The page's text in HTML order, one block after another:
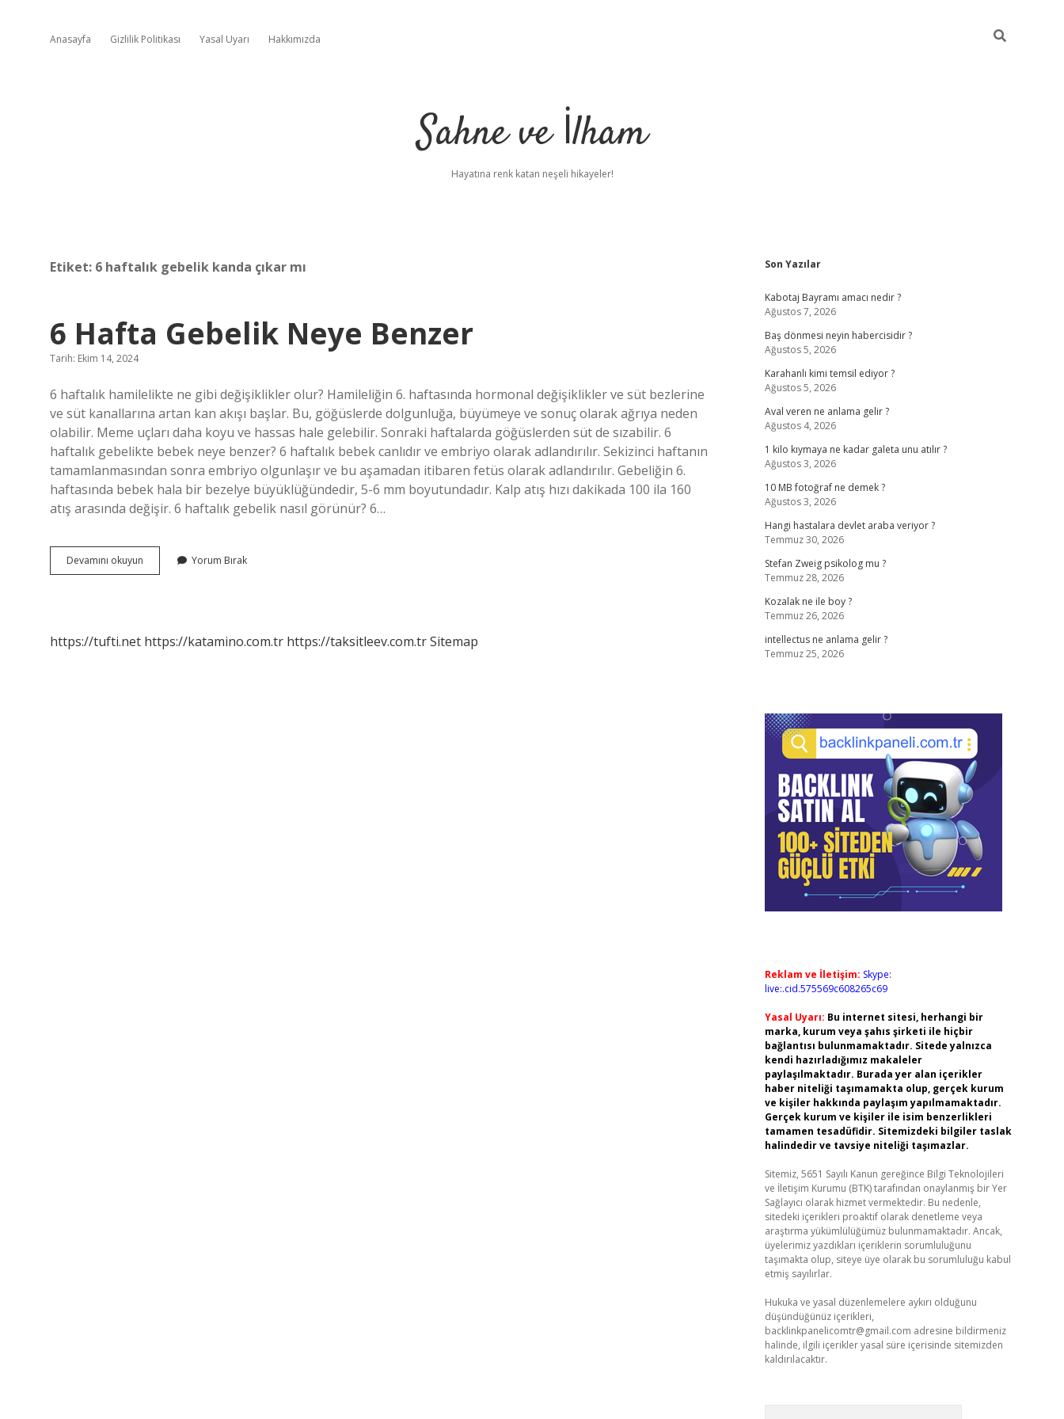
Anasayfa Gizlilik Politikası Yasal Uyarı Hakkımızda
Sahne ve İlham
Hayatına renk katan neşeli hikayeler!
Etiket: 6 haftalık gebelik kanda çıkar mı
6 Hafta Gebelik Neye Benzer
Tarih: Ekim 14, 2024
6 haftalık hamilelikte ne gibi değişiklikler olur? Hamileliğin 6. haftasında hormonal değişiklikler ve süt bezlerine
ve süt kanallarına artan kan akışı başlar. Bu, göğüslerde dolgunluğa, büyümeye ve sonuç olarak ağrıya neden
olabilir. Meme uçları daha koyu ve hassas hale gelebilir. Sonraki haftalarda göğüslerden süt de sızabilir. 6
haftalık gebelikte bebek neye benzer? 6 haftalık bebek canlıdır ve embriyo olarak adlandırılır. Sekizinci haftanın
tamamlanmasından sonra embriyo olgunlaşır ve bu aşamadan itibaren fetüs olarak adlandırılır. Gebeliğin 6.
haftasında bebek hala bir bezelye büyüklüğündedir, 5-6 mm boyutundadır. Kalp atış hızı dakikada 100 ila 160
atış arasında değişir. 6 haftalık gebelik nasıl görünür? 6…
Devamını okuyun
Hafta
Yorum Bırak
https://tufti.net https://katamino.com.tr https://taksitleev.com.trSitemap
Sidebar
Son Yazılar
Kabotaj Bayramı amacı nedir ?
Ağustos 7, 2026
Baş dönmesi neyin habercisidir ?
Ağustos 5, 2026
Karahanlı kimi temsil ediyor ?
Ağustos 5, 2026
Aval veren ne anlama gelir ?
Ağustos 4, 2026
1 kilo kıymaya ne kadar galeta unu atılır ?
Ağustos 3, 2026
10 MB fotoğraf ne demek ?
Ağustos 3, 2026
Hangi hastalara devlet araba veriyor ?
Temmuz 30, 2026
Stefan Zweig psikolog mu ?
Temmuz 28, 2026
Kozalak ne ile boy ?
Temmuz 26, 2026
intellectus ne anlama gelir ?
Temmuz 25, 2026
Reklam ve İletişim: Skype:
live:.cid.575569c608265c69
Yasal Uyarı: Bu internet sitesi, herhangi bir
marka, kurum veya şahıs şirketi ile hiçbir
bağlantısı bulunmamaktadır. Sitede yalnızca
kendi hazırladığımız makaleler
paylaşılmaktadır. Burada yer alan içerikler
haber niteliği taşımamakta olup, gerçek kurum
ve kişiler hakkında paylaşım yapılmamaktadır.
Gerçek kurum ve kişiler ile isim benzerlikleri
tamamen tesadüfidir. Sitemizdeki bilgiler taslak
halindedir ve tavsiye niteliği taşımazlar.
Sitemiz, 5651 Sayılı Kanun gereğince Bilgi Teknolojileri
ve İletişim Kurumu (BTK) tarafından onaylanmış bir Yer
Sağlayıcı olarak hizmet vermektedir. Bu nedenle,
sitedeki içerikleri proaktif olarak denetleme veya
araştırma yükümlülüğümüz bulunmamaktadır. Ancak,
üyelerimiz yazdıkları içeriklerin sorumluluğunu
taşımakta olup, siteye üye olarak bu sorumluluğu kabul
etmiş sayılırlar.
Hukuka ve yasal düzenlemelere aykırı olduğunu
düşündüğünüz içerikleri,
backlinkpanelicomtr@gmail.com adresine bildirmeniz
halinde, ilgili içerikler yasal süre içerisinde sitemizden
kaldırılacaktır.
ilbet